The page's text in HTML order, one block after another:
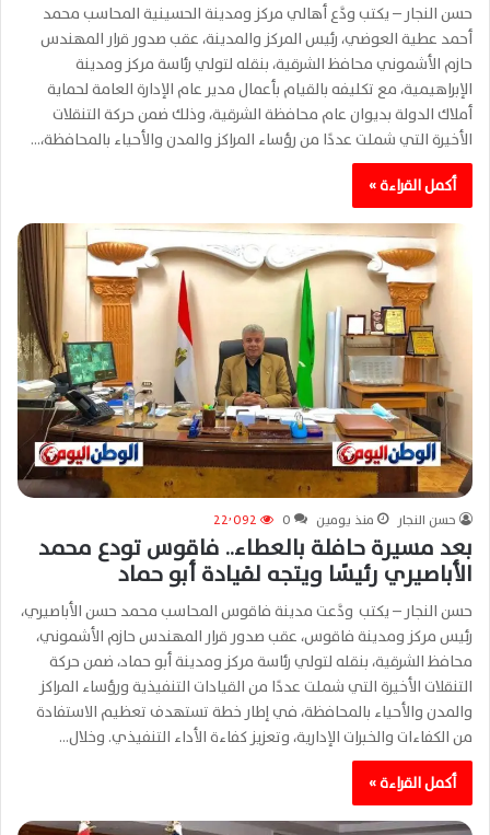
حسن النجار – يكتب ودَّع أهالي مركز ومدينة الحسينية المحاسب محمد
أحمد عطية العوضي، رئيس المركز والمدينة، عقب صدور قرار المهندس
حازم الأشموني محافظ الشرقية، بنقله لتولي رئاسة مركز ومدينة
الإبراهيمية، مع تكليفه بالقيام بأعمال مدير عام الإدارة العامة لحماية
أملاك الدولة بديوان عام محافظة الشرقية، وذلك ضمن حركة التنقلات
الأخيرة التي شملت عددًا من رؤساء المراكز والمدن والأحياء بالمحافظة،…
أكمل القراءة »
حسن النجار منذ يومين 0 22٬092
بعد مسيرة حافلة بالعطاء.. فاقوس تودع محمد
الأباصيري رئيسًا ويتجه لقيادة أبو حماد
حسن النجار – يكتب ودَّعت مدينة فاقوس المحاسب محمد حسن الأباصيري،
رئيس مركز ومدينة فاقوس، عقب صدور قرار المهندس حازم الأشموني،
محافظ الشرقية، بنقله لتولي رئاسة مركز ومدينة أبو حماد، ضمن حركة
التنقلات الأخيرة التي شملت عددًا من القيادات التنفيذية ورؤساء المراكز
والمدن والأحياء بالمحافظة، في إطار خطة تستهدف تعظيم الاستفادة
من الكفاءات والخبرات الإدارية، وتعزيز كفاءة الأداء التنفيذي. وخلال…
أكمل القراءة »